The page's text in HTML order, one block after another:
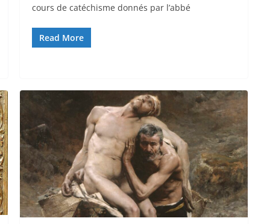
cours de catéchisme donnés par l’abbé
Read More